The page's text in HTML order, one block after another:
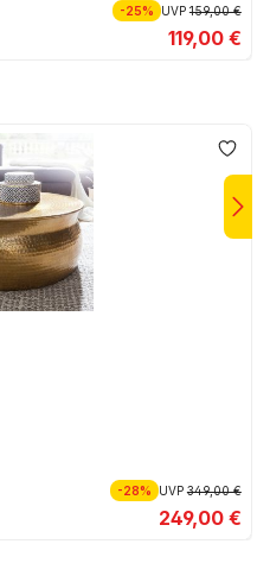
-25% UVP159,00 €
119,00 €
-28% UVP349,00 €
249,00 €